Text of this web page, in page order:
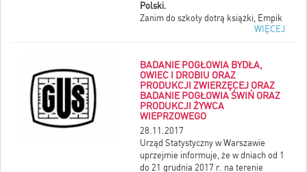
Polski.
Zanim do szkoły dotrą książki, Empik
podziękuje mieszkańcom za ich
ogłaszać sukces podstawówki w
całym miasteczku. A o godzinie 12.00
nastąpi uroczyste przekazanie tysiąca
nowych książek do szkolnej
biblioteki.
WIĘCEJ
BADANIE POGŁOWIA BYDŁA,
OWIEC I DROBIU ORAZ
PRODUKCJI ZWIERZĘCEJ ORAZ
BADANIE POGŁOWIA ŚWIŃ ORAZ
PRODUKCJI ŻYWCA
WIEPRZOWEGO
28.11.2017
Urząd Statystyczny w Warszawie
uprzejmie informuje, że w dniach od 1
do 21 grudnia 2017 r. na terenie